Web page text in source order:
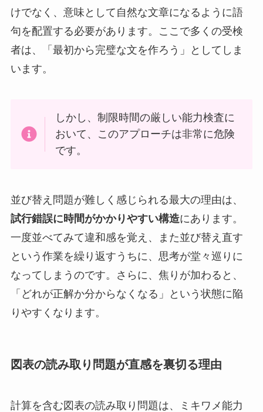
けでなく、意味として自然な文章になるように語
句を配置する必要があります。ここで多くの受検
者は、「最初から完璧な文を作ろう」としてしま
います。
しかし、制限時間の厳しい能力検査に
おいて、このアプローチは非常に危険
です。
並び替え問題が難しく感じられる最大の理由は、
試行錯誤に時間がかかりやすい構造にあります。
一度並べてみて違和感を覚え、また並び替え直す
という作業を繰り返すうちに、思考が堂々巡りに
なってしまうのです。さらに、焦りが加わると、
「どれが正解か分からなくなる」という状態に陥
りやすくなります。
図表の読み取り問題が直感を裏切る理由
計算を含む図表の読み取り問題は、ミキワメ能力